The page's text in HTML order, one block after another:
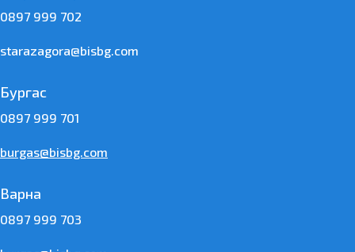
0897 999 702
starazagora@bisbg.com
Бургас
0897 999 701
burgas@bisbg.com
Варна
0897 999 703